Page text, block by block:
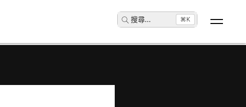
搜尋... ⌘K